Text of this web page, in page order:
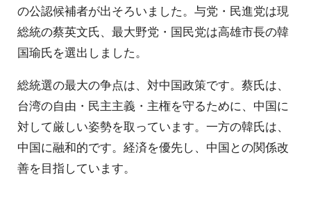
の公認候補者が出そろいました。与党・民進党は現
総統の蔡英文氏、最大野党・国民党は高雄市長の韓
国瑜氏を選出しました。
総統選の最大の争点は、対中国政策です。蔡氏は、
台湾の自由・民主主義・主権を守るために、中国に
対して厳しい姿勢を取っています。一方の韓氏は、
中国に融和的です。経済を優先し、中国との関係改
善を目指しています。